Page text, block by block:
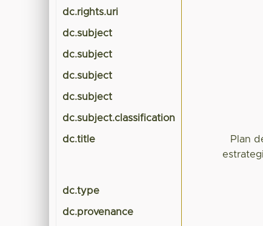
dc.rights.uri
dc.subject
dc.subject
dc.subject
dc.subject
dc.subject.classification
dc.title
Plan
dc.type
dc.provenance